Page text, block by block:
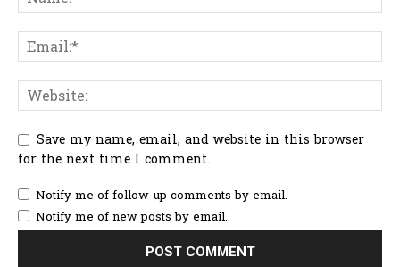
Save my name, email, and website in this browser
for the next time I comment.
Notify me of follow-up comments by email.
Notify me of new posts by email.